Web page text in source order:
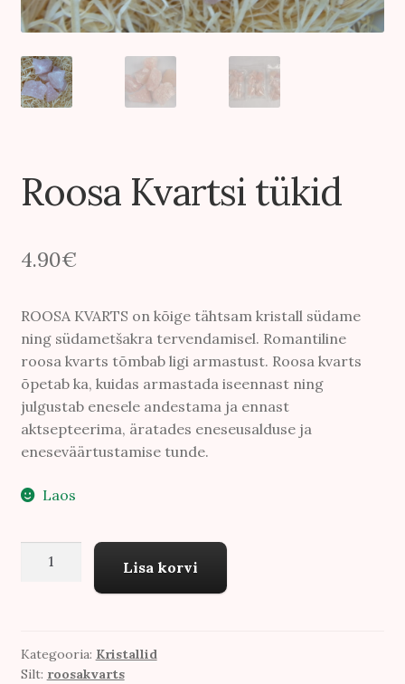
Roosa Kvartsi tükid
4.90€
ROOSA KVARTS on kõige tähtsam kristall südame
ning südametšakra tervendamisel. Romantiline
roosa kvarts tõmbab ligi armastust. Roosa kvarts
õpetab ka, kuidas armastada iseennast ning
julgustab enesele andestama ja ennast
aktsepteerima, äratades eneseusalduse ja
eneseväärtustamise tunde.
Laos
Lisa korvi
Kategooria: Kristallid
Silt: roosakvarts